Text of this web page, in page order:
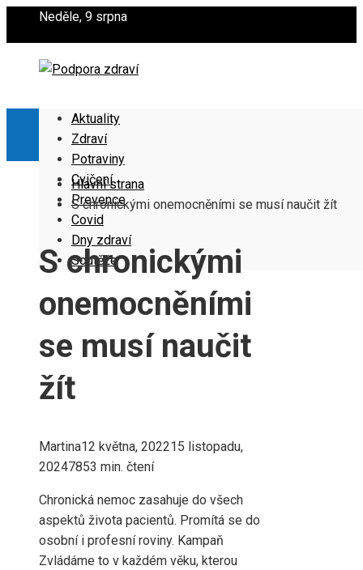
Neděle, 9 srpna
Aktuality
Zdraví
Potraviny
Cvičení
Prevence
Covid
Dny zdraví
Soutěže
Hlavní strana
S chronickými onemocněními se musí naučit žít
S chronickými
onemocněními
se musí naučit
žít
Martina12 května, 202215 listopadu,
20247853 min. čtení
Chronická nemoc zasahuje do všech
aspektů života pacientů. Promítá se do
osobní i profesní roviny. Kampaň
Zvládáme to v každém věku, kterou